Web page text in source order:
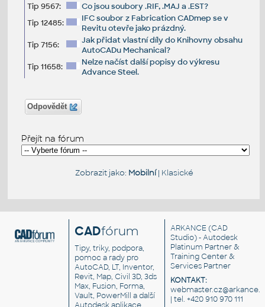
Tip 9567:
Co jsou soubory .RIF, .MAJ a .EST?
Tip 12485:
IFC soubor z Fabrication CADmep se v
Revitu otevře jako prázdný.
Tip 7156:
Jak přidat vlastní díly do Knihovny obsahu
AutoCADu Mechanical?
Tip 11658:
Nelze načíst další popisy do výkresu
Advance Steel.
Odpovědět
Přejít na fórum
Zobrazit jako: Mobilní| Klasické
CADfórum
Tipy, triky, podpora,
pomoc a rady pro
AutoCAD, LT, Inventor,
Revit, Map, Civil 3D, 3ds
Max, Fusion, Forma,
Vault, PowerMill a další
ARKANCE (CAD
Studio) - Autodesk
Platinum Partner &
Training Center &
Services Partner
KONTAKT:
| tel. +420 910 970 111